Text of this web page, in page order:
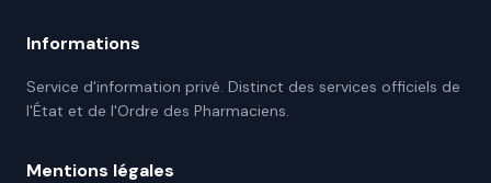
Informations
Service d'information privé. Distinct des services officiels de
l'État et de l'Ordre des Pharmaciens.
Mentions légales